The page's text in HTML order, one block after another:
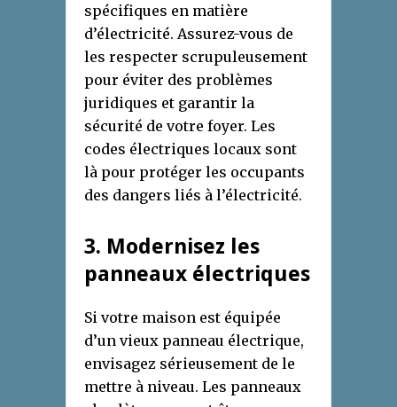
spécifiques en matière
d’électricité. Assurez-vous de
les respecter scrupuleusement
pour éviter des problèmes
juridiques et garantir la
sécurité de votre foyer. Les
codes électriques locaux sont
là pour protéger les occupants
des dangers liés à l’électricité.
3. Modernisez es
panneaux é lectriques
Si votre maison est équipée
d’un vieux panneau électrique,
envisagez sérieusement de le
mettre à niveau. Les panneaux